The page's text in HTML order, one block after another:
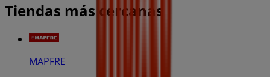
Tiendas más cercanas
MAPFRE